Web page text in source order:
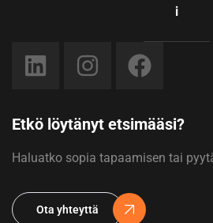
i
Etkö löytänyt etsimääsi?
Haluatko sopia tapaamisen tai
Ota yhteyttä